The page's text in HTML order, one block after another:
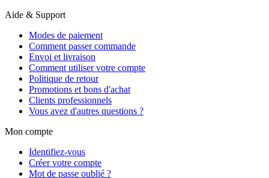
Aide & Support
Modes de paiement
Comment passer commande
Envoi et livraison
Comment utiliser votre compte
Politique de retour
Promotions et bons d'achat
Clients professionnels
Vous avez d'autres questions ?
Mon compte
Identifiez-vous
Créer votre compte
Mot de passe oublié ?